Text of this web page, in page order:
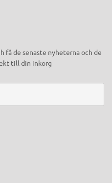
få de senaste nyheterna och de
till din inkorg